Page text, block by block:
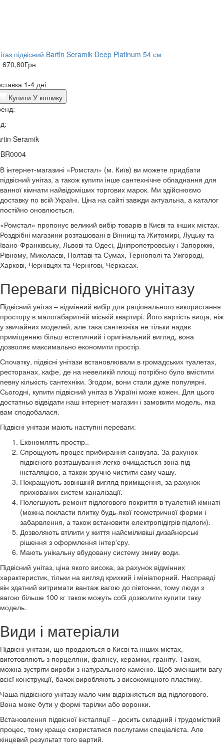
підвісний Bartin Seramik Deep Platinum 54 см
670,80Грн
1-4 дні
Купити У кошику
Seramik
В інтернет-магазині «Ромстал» (м. Київ) ви можете придбати
підвісний унітаз, а також купити інше сантехнічне обладнання для
ванної кімнати найвідоміших торгових марок. Ми здійснюємо
доставку по всій Україні. Ціна на сайті завжди актуальна, а каталог
постійно оновлюється.
«Ромстал» пропонує великий вибір товарів в Києві та інших містах.
Роздрібні магазини розташовані в Вінниці та Житомирі, Луцьку та
Івано-Франківську, Львові та Одесі, Дніпропетровську і Запоріжжі,
Рівному, Миколаєві, Полтаві та Сумах, Тернополі та Ужгороді,
Харкові, Чернівцях та Чернігові, Черкасах.
Переваги підвісного унітазу
Підвісний унітаз – відмінний вибір для раціонального використання
простору в малогабаритній міській квартирі. Його вартість вища, ніж
у звичайних моделей, але така сантехніка не тільки надає
приміщенню більш естетичний і оригінальний вигляд, вона
дозволяє максимально економити простір.
Спочатку, підвісні унітази встановлювали в громадських туалетах,
ресторанах, кафе, де на невеликій площі потрібно було вмістити
певну кількість сантехніки. Згодом, вони стали дуже популярні.
Сьогодні, купити підвісний унітаз в Україні може кожен. Для цього
достатньо відвідати наш інтернет-магазин і замовити модель, яка
вам сподобалася.
Підвісні унітази мають наступні переваги:
Економлять простір..
Спрощують процес прибирання санвузла. За рахунок
підвісного розташування легко очищається зона під
інсталяцією, а також зручно чистити саму чашу.
Покращують зовнішній вигляд приміщення, за рахунок
прихованих систем каналізації.
Полегшують ремонт підлогового покриття в туалетній кімнаті
(можна покласти плитку будь-якої геометричної форми і
забарвлення, а також встановити електропідігрів підлоги).
Дозволяють втілити у життя найсміливіші дизайнерські
рішення з оформлення інтер'єру.
Мають унікальну вбудовану систему змиву води.
Підвісний унітаз, ціна якого висока, за рахунок відмінних
характеристик, тільки на вигляд крихкий і мініатюрний. Насправді
він здатний витримати вантаж вагою до півтонни, тому люди з
вагою більше 100 кг також можуть собі дозволити купити таку
модель.
Види і матеріали
Підвісні унітази, що продаються в Києві та інших містах,
виготовляють з порцеляни, фаянсу, кераміки, граніту. Також,
можна зустріти вироби з натурального каменю. Щоб зменшити вагу
всієї конструкції, бачок виробляють з високоміцного пластику.
Чаша підвісного унітазу мало чим відрізняється від підлогового.
Вона може бути у формі тарілки або воронки.
Встановлення підвісної інсталяції – досить складний і трудомісткий
процес, тому краще скористатися послугами спеціаліста. Але
кінцевий результат того вартий.